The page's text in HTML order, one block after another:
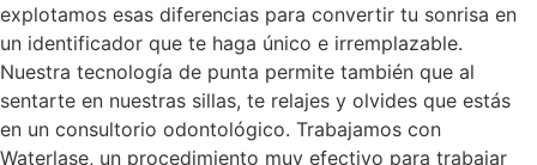
explotamos esas diferencias para convertir tu sonrisa en
un identificador que te haga único e irremplazable.
Nuestra tecnología de punta permite también que al
sentarte en nuestras sillas, te relajes y olvides que estás
en un consultorio odontológico. Trabajamos con
Waterlase, un procedimiento muy efectivo para trabajar